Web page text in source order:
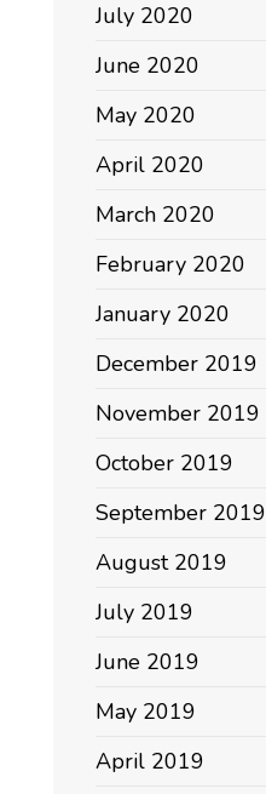
July 2020
June 2020
May 2020
April 2020
March 2020
February 2020
January 2020
December 2019
November 2019
October 2019
September 2019
August 2019
July 2019
June 2019
May 2019
April 2019